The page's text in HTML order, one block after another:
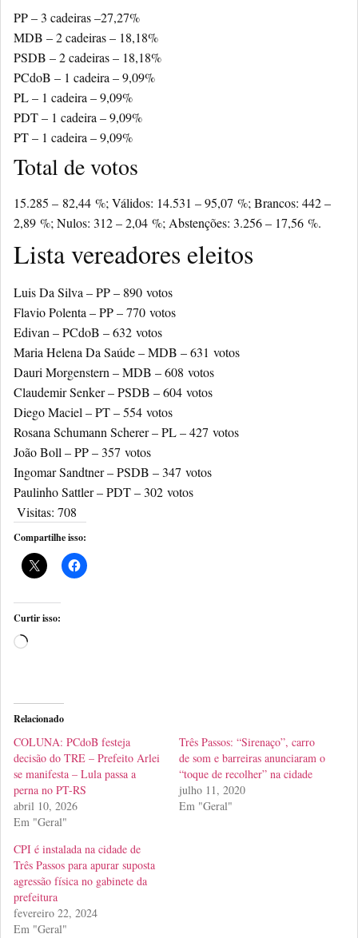
PP –3 cadeiras –27,27%
MDB –2 cadeiras – 18,18%
PSDB –2 cadeiras – 18,18%
PCdoB – 1 cadeira –9,09%
PL – 1 cadeira –9,09%
PDT – 1 cadeira –9,09%
PT – 1 cadeira –9,09%
Total de votos
15.285 – 82,44 %; Válidos: 14.531 –95,07 %; Brancos: 442 –
2,89 %; Nulos: 312 –2,04 %; Abstenções: 3.256 – 17,56 %.
Lista vereadores eleitos
Luis Da Silva – PP – 890 votos
Flavio Polenta – PP –770 votos
Edivan – PCdoB –632 votos
Maria Helena Da Saúde – MDB –631 votos
Dauri Morgenstern – MDB –608 votos
Claudemir Senker – PSDB –604 votos
Diego Maciel – PT –554 votos
Rosana Schumann Scherer – PL –427 votos
João Boll – PP –357 votos
Ingomar Sandtner – PSDB –347 votos
Paulinho Sattler – PDT –302 votos
Visitas: 708
Compartilhe isso:
Curtir isso:
Relacionado
COLUNA: PCdoB festeja
decisão do TRE – Prefeito Arlei
se manifesta – Lula passa a
perna no PT-RS
abril 10, 2026
Em "Geral"
Três Passos: “Sirenaço”, carro
de som e barreiras anunciaram o
“toque de recolher” na cidade
julho 11, 2020
Em "Geral"
CPI é instalada na cidade de
Três Passos para apurar suposta
agressão física no gabinete da
prefeitura
fevereiro 22, 2024
Em "Geral"